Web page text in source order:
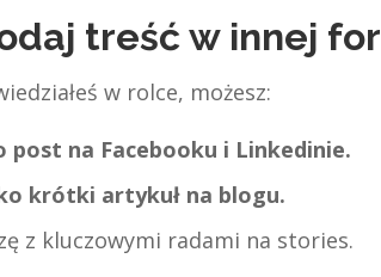
treść w innej
w rolce, możesz:
post na Facebooku i Linkedinie.
krótki artykuł na blogu.
z kluczowymi radami na stories.